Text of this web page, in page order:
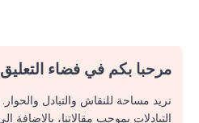
مرحبا بكم في فضاء التعليق
نريد مساحة للنقاش والتبادل
التبادلات بموجب مقالاتنا،